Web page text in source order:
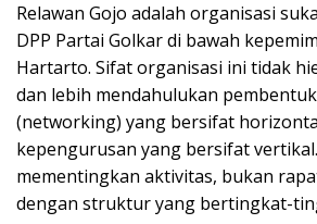
Relawan Gojo adalah organisasi
DPP Partai Golkar di bawah
Hartarto. Sifat organisasi ini tidak
dan lebih mendahulukan
(networking) yang bersifat
kepengurusan yang bersifat
mementingkan aktivitas, bukan
dengan struktur yang bertingkat-